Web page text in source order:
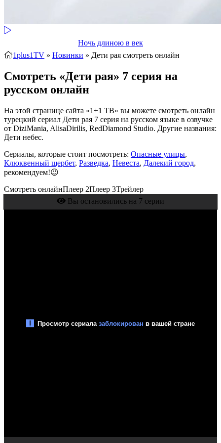
Ночь длиною в век
1plus1TV » Новинки » Дети рая смотреть онлайн
Смотреть «Дети рая» 7 серия на
русском онлайн
На этой странице сайта «1+1 ТВ» вы можете смотреть онлайн
турецкий сериал Дети рая 7 серия на русском языке в озвучке
от DiziMania, AlisaDirilis, RedDiamond Studio. Другие названия:
Дети небес.
Сериалы, которые стоит посмотреть: Опасные улицы,
Клюквенный щербет, Разведка, Невеста, Далекий город,
рекомендуем!😉
Смотреть онлайнПлеер 2Плеер 3Трейлер
Вы остановились на 7 серии